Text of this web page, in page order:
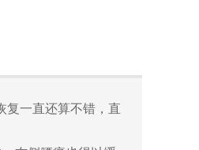
复一直还算不错，直